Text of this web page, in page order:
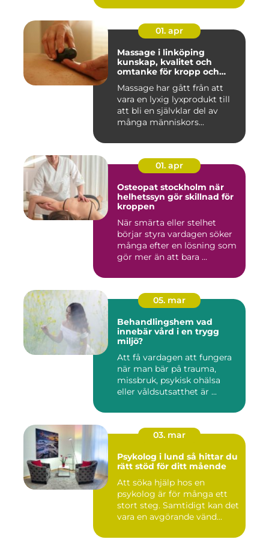
01. apr
Massage i linköping
kunskap, kvalitet och
omtanke för kropp och
Massage har gått från att
vara en lyxig lyxprodukt till
att bli en självklar del av
många människors...
01. apr
Osteopat stockholm när
helhetssyn gör skillnad för
kroppen
När smärta eller stelhet
börjar styra vardagen söker
många efter en lösning som
gör mer än att bara ...
05. mar
Behandlingshem vad
innebär vård i en trygg
miljö?
Att få vardagen att fungera
när man bär på trauma,
missbruk, psykisk ohälsa
eller våldsutsatthet är ...
03. mar
Psykolog i lund så hittar du
rätt stöd för ditt mående
Att söka hjälp hos en
psykolog är för många ett
stort steg. Samtidigt kan det
vara en avgörande vänd...